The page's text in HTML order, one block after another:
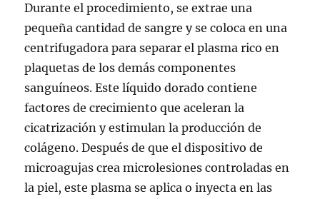
Durante el procedimiento, se extrae una
pequeña cantidad de sangre y se coloca en una
centrifugadora para separar el plasma rico en
plaquetas de los demás componentes
sanguíneos. Este líquido dorado contiene
factores de crecimiento que aceleran la
cicatrización y estimulan la producción de
colágeno. Después de que el dispositivo de
microagujas crea microlesiones controladas en
la piel, este plasma se aplica o inyecta en las